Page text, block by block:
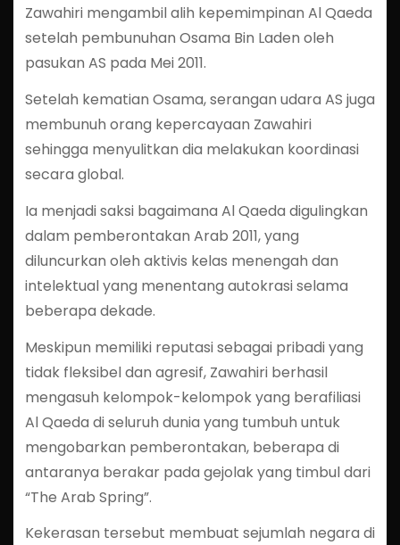
Zawahiri mengambil alih kepemimpinan Al Qaeda
setelah pembunuhan Osama Bin Laden oleh
pasukan AS pada Mei 2011.
Setelah kematian Osama, serangan udara AS juga
membunuh orang kepercayaan Zawahiri
sehingga menyulitkan dia melakukan koordinasi
secara global.
Ia menjadi saksi bagaimana Al Qaeda digulingkan
dalam pemberontakan Arab 2011, yang
diluncurkan oleh aktivis kelas menengah dan
intelektual yang menentang autokrasi selama
beberapa dekade.
Meskipun memiliki reputasi sebagai pribadi yang
tidak fleksibel dan agresif, Zawahiri berhasil
mengasuh kelompok-kelompok yang berafiliasi
Al Qaeda di seluruh dunia yang tumbuh untuk
mengobarkan pemberontakan, beberapa di
antaranya berakar pada gejolak yang timbul dari
“The Arab Spring”.
Kekerasan tersebut membuat sejumlah negara di